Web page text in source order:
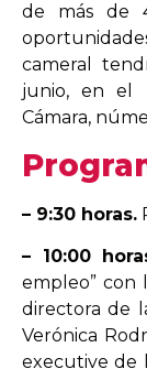
de más de
cameral
junio, en el
Cámara,
– 9:30 horas.
– 10:00
empleo” con
directorade
Verónica
executivede